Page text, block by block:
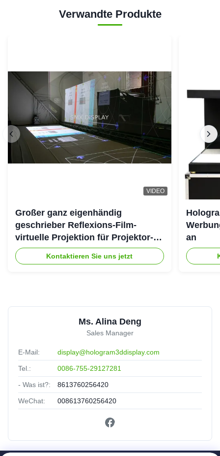
Verwandte Produkte
VIDEO
Großer ganz eigenhändig
geschrieber Reflexions-Film-
virtuelle Projektion für Projektor-
System des Hologramm-3D
Kontaktieren Sie uns jetzt
an
Ms. Alina Deng
Sales Manager
E-Mail: display@hologram3ddisplay.com
Tel.: 0086-755-29127281
- Was ist?: 8613760256420
WeChat: 008613760256420